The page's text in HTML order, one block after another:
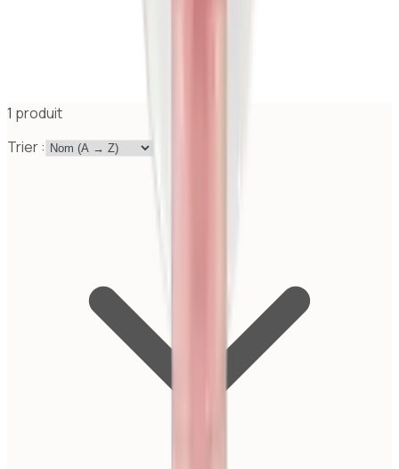
1 produit
Trier :